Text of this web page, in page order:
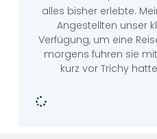
alles bisher erlebte.
Angestellten unser
Verfügung, um eine
morgens fuhren sie
kurz vor Trichy